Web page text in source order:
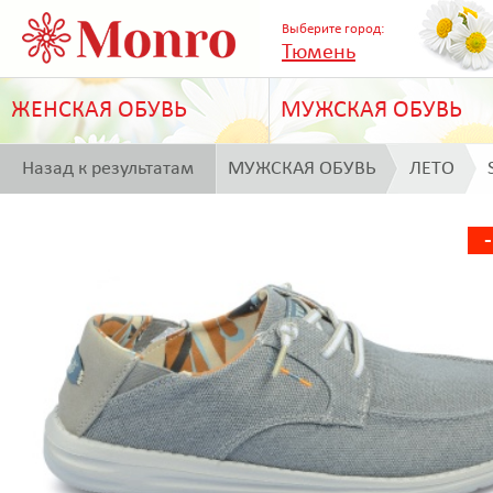
Выберите город:
Тюмень
ЖЕНСКАЯ ОБУВЬ МУЖСКАЯ ОБУВЬ
Назад к результатам МУЖСКАЯ ОБУВЬ ЛЕТО